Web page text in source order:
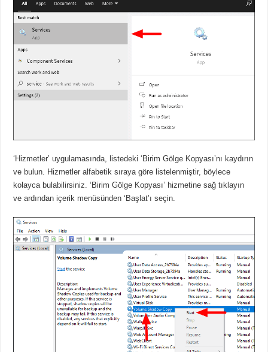
‘Hizmetler’ uygulamasında, listedeki ‘Birim Gölge Kopyası’nı kaydırın
ve bulun. Hizmetler alfabetik sıraya göre listelenmiştir, böylece
kolayca bulabilirsiniz. ‘Birim Gölge Kopyası’ hizmetine sağ tıklayın
ve ardından içerik menüsünden ‘Başlat’ı seçin.